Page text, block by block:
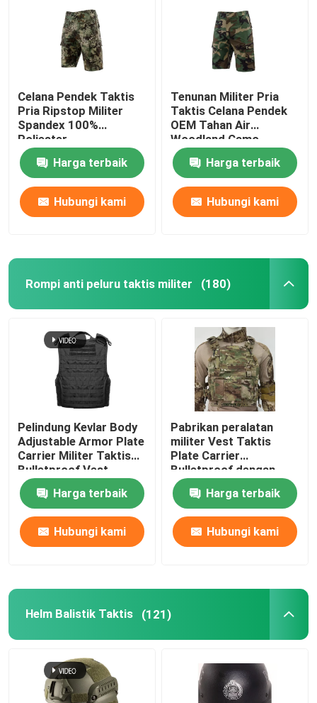
video
Tentang Kami
Tur Pabrik
Kontrol Kualitas
Berita
Minta Kutipan
Helm Balistik Taktis
Celana Pendek Taktis
Pria Ripstop Militer
Spandex 100%
Poliester
Harga terbaik
Hubungi kami
Tenunan Militer Pria
Taktis Celana Pendek
OEM Tahan Air
Woodland Camo
Harga terbaik
Hubungi kami
Rompi anti peluru taktis militer (180)
Pelindung Kevlar Body
Adjustable Armor Plate
Carrier Militer Taktis
Bulletproof Vest
Dengan NIJ IIIA
Harga terbaik
Hubungi kami
Pabrikan peralatan
militer Vest Taktis
Plate Carrier
Bulletproof dengan
Standar Militer NIJ IIIA
Harga terbaik
Hubungi kami
Helm Balistik Taktis (121)